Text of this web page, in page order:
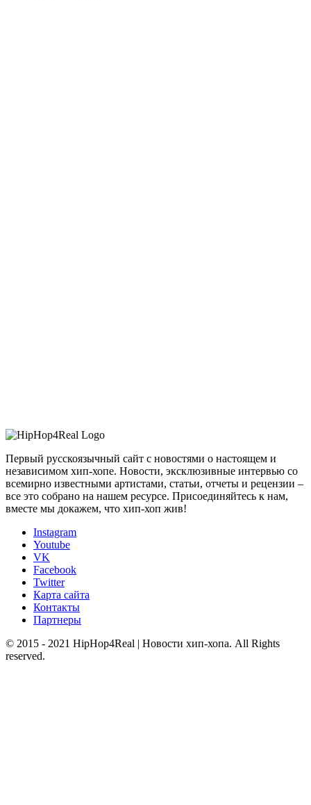
Первый русскоязычный сайт с новостями о настоящем и
независимом хип-хопе. Новости, эксклюзивные интервью со
всемирно известными артистами, статьи, отчеты и рецензии –
все это собрано на нашем ресурсе. Присоединяйтесь к нам,
вместе мы докажем, что хип-хоп жив!
Instagram
Youtube
VK
Facebook
Twitter
Карта сайта
Контакты
Партнеры
© 2015 - 2021 HipHop4Real | Новости хип-хопа. All Rights
reserved.